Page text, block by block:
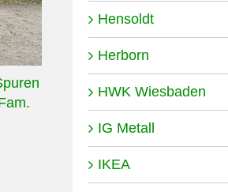
Hensoldt
Herborn
HWK Wiesbaden
IG Metall
IKEA